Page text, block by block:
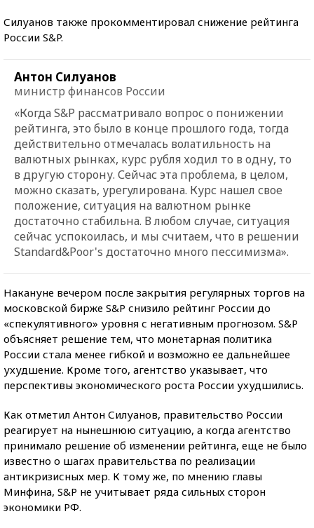
Силуанов также прокомментировал снижение рейтинга
России S&P.
Антон Силуанов
министр финансов России
«Когда S&P рассматривало вопрос о понижении
рейтинга, это было в конце прошлого года, тогда
действительно отмечалась волатильность на
валютных рынках, курс рубля ходил то в одну, то
в другую сторону. Сейчас эта проблема, в целом,
можно сказать, урегулирована. Курс нашел свое
положение, ситуация на валютном рынке
достаточно стабильна. В любом случае, ситуация
сейчас успокоилась, и мы считаем, что в решении
Standard&Poor's достаточно много пессимизма».
Накануне вечером после закрытия регулярных торгов на
московской бирже S&P снизило рейтинг России до
«спекулятивного» уровня с негативным прогнозом. S&P
объясняет решение тем, что монетарная политика
России стала менее гибкой и возможно ее дальнейшее
ухудшение. Кроме того, агентство указывает, что
перспективы экономического роста России ухудшились.
Как отметил Антон Силуанов, правительство России
реагирует на нынешнюю ситуацию, а когда агентство
принимало решение об изменении рейтинга, еще не было
известно о шагах правительства по реализации
антикризисных мер. К тому же, по мнению главы
Минфина, S&P не учитывает ряда сильных сторон
экономики РФ.